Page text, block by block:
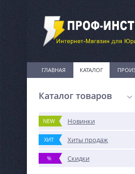
ГЛАВНАЯ КАТАЛОГ
Каталог товаров
NEW Новинки
ХИТ Хиты продаж
% Скидки